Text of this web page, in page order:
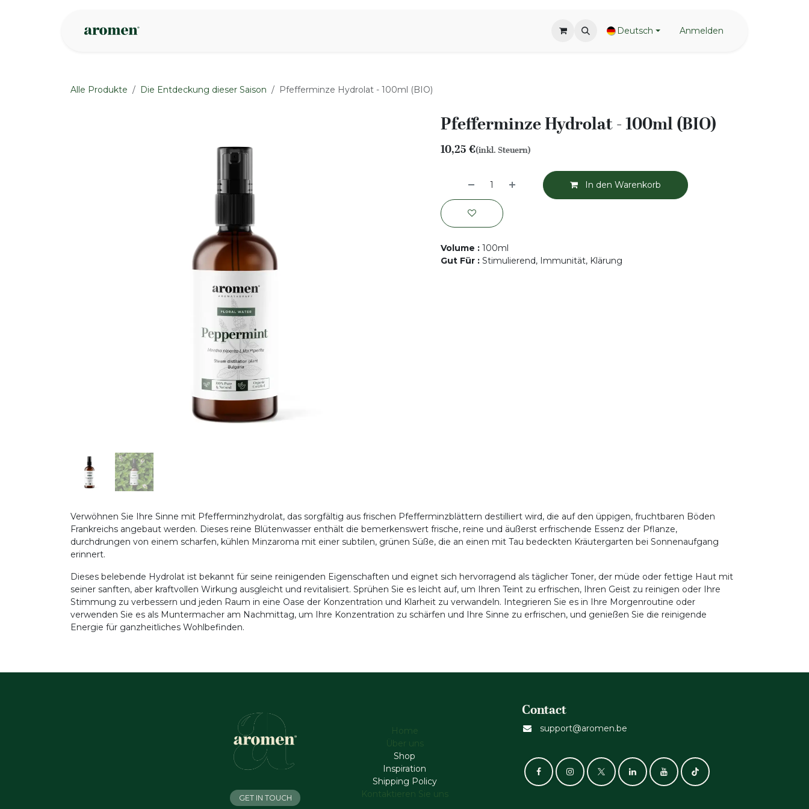
Deutsch Anmelden
Alle Produkte Die Entdeckung dieser Saison Pfefferminze Hydrolat - 100ml (BIO)
Pfefferminze Hydrolat - 100ml (BIO)
10,25€(inkl. Steuern)
In den Warenkorb
Volume : 100ml
Gut Für : Stimulierend, Immunität, Klärung
Verwöhnen Sie Ihre Sinne mit Pfefferminzhydrolat, das sorgfältig aus frischen Pfefferminzblättern destilliert wird, die auf den üppigen, fruchtbaren Böden
Frankreichs angebaut werden. Dieses reine Blütenwasser enthält die bemerkenswert frische, reine und äußerst erfrischende Essenz der Pflanze,
durchdrungen von einem scharfen, kühlen Minzaroma mit einer subtilen, grünen Süße, die an einen mit Tau bedeckten Kräutergarten bei Sonnenaufgang
erinnert.
Dieses belebende Hydrolat ist bekannt für seine reinigenden Eigenschaften und eignet sich hervorragend als täglicher Toner, der müde oder fettige Haut mit
seiner sanften, aber kraftvollen Wirkung ausgleicht und revitalisiert. Sprühen Sie es leicht auf, um Ihren Teint zu erfrischen, Ihren Geist zu reinigen oder Ihre
Stimmung zu verbessern und jeden Raum in eine Oase der Konzentration und Klarheit zu verwandeln. Integrieren Sie es in Ihre Morgenroutine oder
verwenden Sie es als Muntermacher am Nachmittag, um Ihre Konzentration zu schärfen und Ihre Sinne zu erfrischen, und genießen Sie die reinigende
Energie für ganzheitliches Wohlbefinden.
Home
Über uns
Shop
Inspiration
Shipping Policy
Kontaktieren Sie uns
Contact
support@aromen.be
GET IN TOUCH